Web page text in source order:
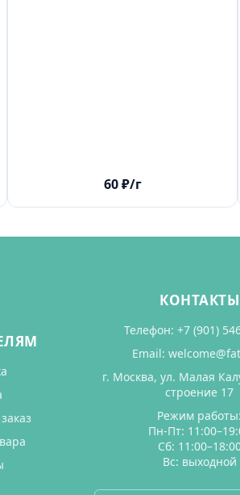
60₽/г
КОНТАКТЫ
Телефон: +7 (901)
Email:
г. Москва, ул. Малая
строение 17
Режим работы:
Пн-Пт:
Сб:
Вс: выходной